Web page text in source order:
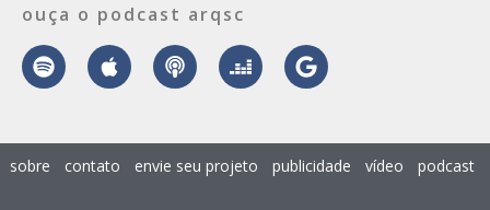
ouça o podcast arqsc
sobre contato envie seu projeto publicidade vídeo podcast